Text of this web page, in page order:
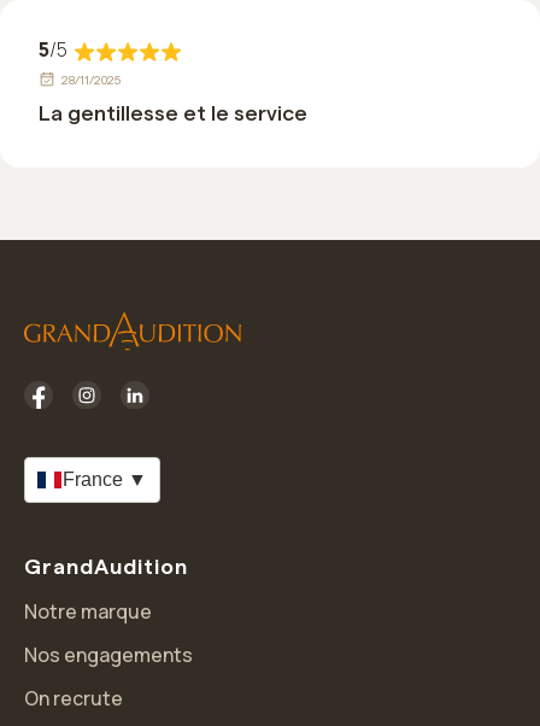
5/5
28/11/2025
La gentillesse et le service
France ▼
GrandAudition
Notre marque
Nos engagements
On recrute